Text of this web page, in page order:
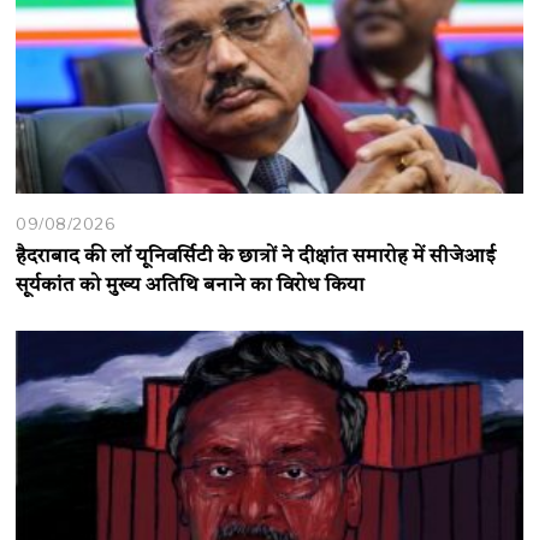
09/08/2026
हैदराबाद की लॉ यूनिवर्सिटी के छात्रों ने दीक्षांत समारोह में सीजेआई
सूर्यकांत को मुख्य अतिथि बनाने का विरोध किया